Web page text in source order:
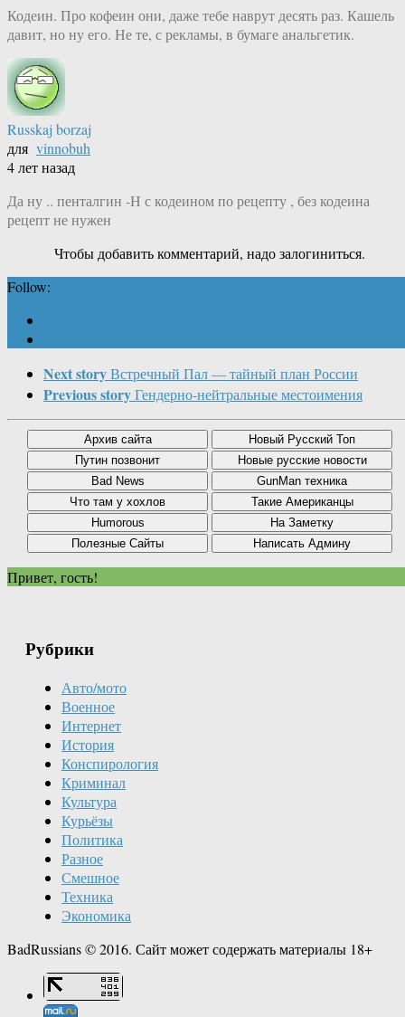
Кодеин. Про кофеин они, даже тебе наврут десять раз. Кашель
давит, но ну его. Не те, с рекламы, в бумаге анальгетик.
Russkaj borzaj
для vinnobuh
4 лет назад
Да ну .. пенталгин -Н с кодеином по рецепту , без кодеина
рецепт не нужен
Чтобы добавить комментарий, надо залогиниться.
Follow:
Next storyВстречный Пал — тайный план России
Previous storyГендерно-нейтральные местоимения
Привет, гость!
Рубрики
Авто/мото
Военное
Интернет
История
Конспирология
Криминал
Культура
Курьёзы
Политика
Разное
Смешное
Техника
Экономика
BadRussians © 2016. Сайт может содержать материалы 18+